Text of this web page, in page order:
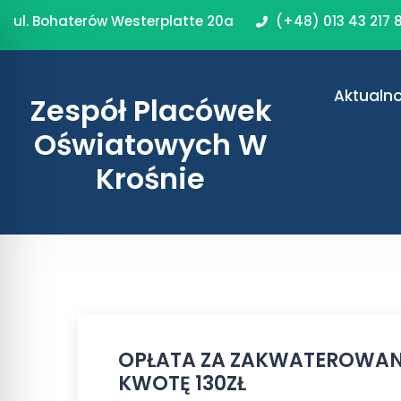
ul. Bohaterów Westerplatte 20a (+48) 013 43 217
Zespół Placówek
Oświatowych W
Krośnie
OPŁATA ZA
KWOTĘ 130ZŁ